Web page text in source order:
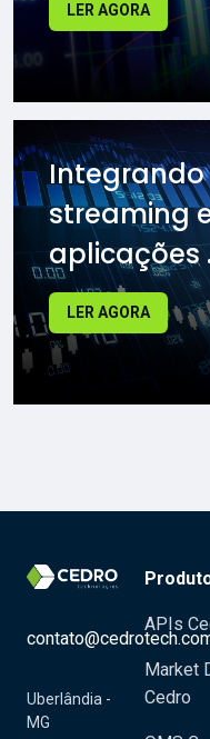
LER AGORA
Integrando
streaming
aplicações
LER AGORA
Uberlândia -
MG
APIs
Market
Cedro